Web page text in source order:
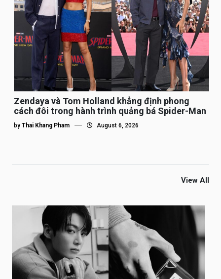
Zendaya và Tom Holland khẳng định phong
cách đôi trong hành trình quảng bá Spider-Man
by Thai Khang Pham August 6, 2026
View All